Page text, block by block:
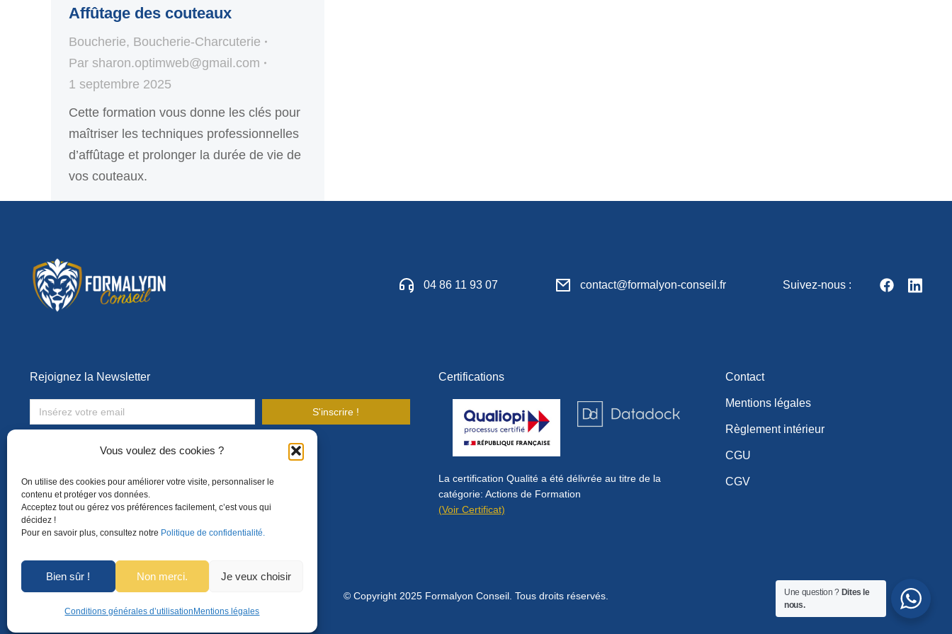
Vous voulez des cookies ?
On utilise des cookies pour améliorer votre visite, personnaliser le
contenu et protéger vos données.
Acceptez tout ou gérez vos préférences facilement, c’est vous qui
décidez !
Pour en savoir plus, consultez notre Politique de confidentialité.
Bien sûr ! Non merci. Je veux choisir
Conditions générales d’utilisation Mentions légales
Affûtage des couteaux
Boucherie, Boucherie-Charcuterie
Par sharon.optimweb@gmail.com
1 septembre 2025
Cette formation vous donne les clés pour
maîtriser les techniques professionnelles
d’affûtage et prolonger la durée de vie de
vos couteaux.
04 86 11 93 07 contact@formalyon-conseil.fr Suivez-nous :
Rejoignez la Newsletter
S'inscrire !
Toute l’actualité de la formation en entreprise !
Certifications
La certification Qualité a été délivrée au titre de la
catégorie: Actions de Formation
(Voir Certificat)
Contact
Mentions légales
Règlement intérieur
CGU
CGV
© Copyright 2025 Formalyon Conseil. Tous droits réservés. Une question ? Dites le
nous.